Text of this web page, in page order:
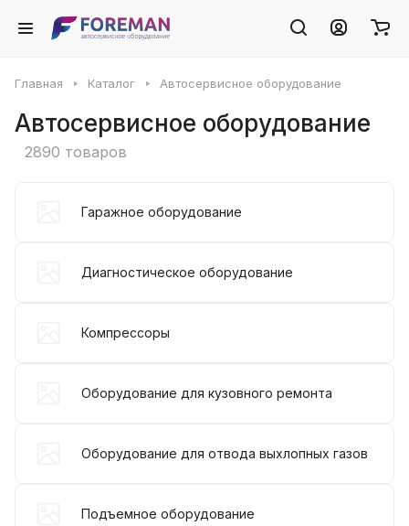
Главная Каталог Автосервисное оборудование
Автосервисное оборудование
2890 товаров
Гаражное оборудование
Диагностическое оборудование
Компрессоры
Оборудование для кузовного ремонта
Оборудование для отвода выхлопных газов
Подъемное оборудование